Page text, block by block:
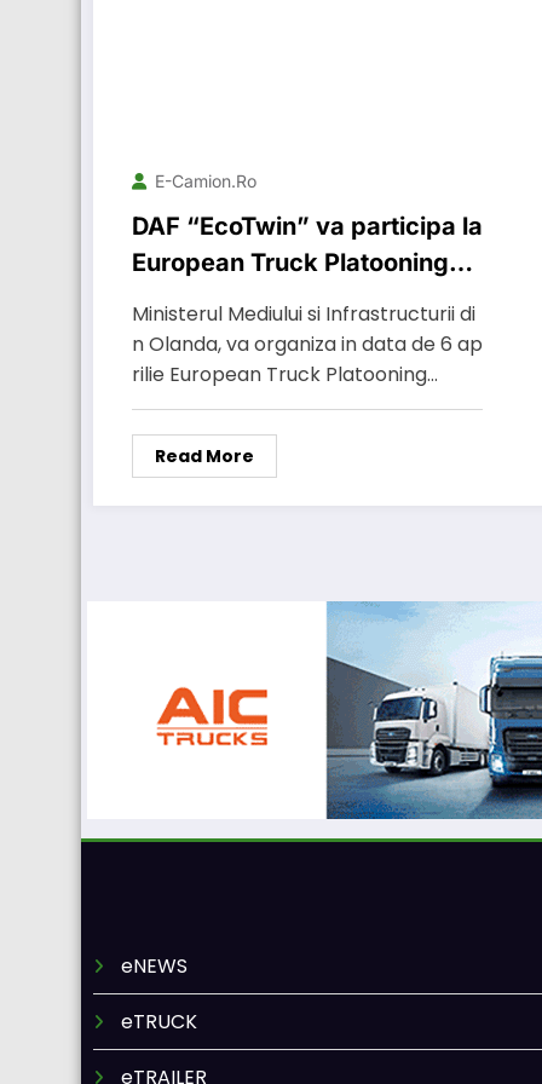
E-Camion.ro
DAF “EcoTwin” va participa la
European Truck Platooning
Challenge
Ministerul Mediului si Infrastructurii di
n Olanda, va organiza in data de 6 ap
rilie European Truck Platooning…
Read More
eNEWS
eTRUCK
eTRAILER